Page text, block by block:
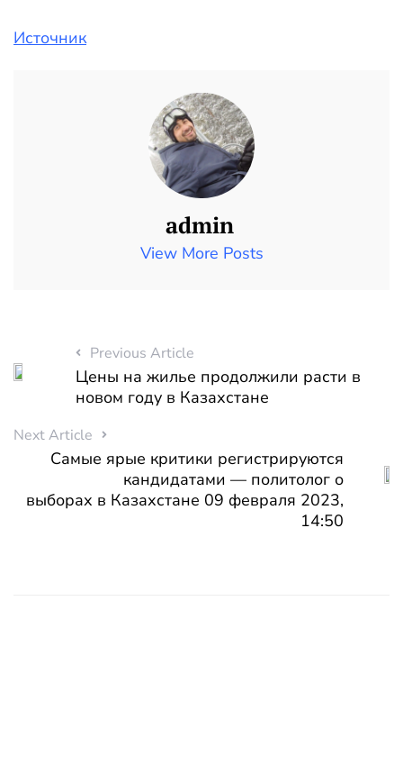
Источник
admin
View More Posts
Previous Article
Цены на жилье продолжили расти в
новом году в Казахстане
Next Article
Самые ярые критики регистрируются
кандидатами — политолог о
выборах в Казахстане 09 февраля 2023,
14:50